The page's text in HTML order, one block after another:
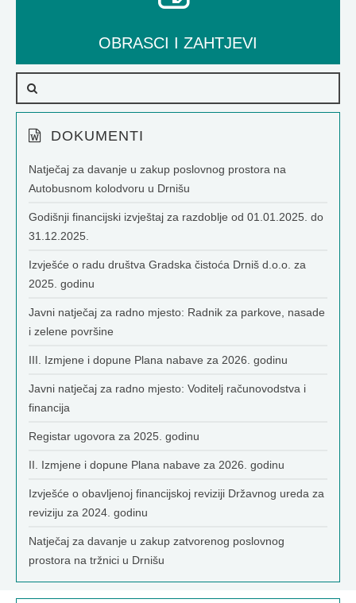
OBRASCI I ZAHTJEVI
DOKUMENTI
Natječaj za davanje u zakup poslovnog prostora na
Autobusnom kolodvoru u Drnišu
Godišnji financijski izvještaj za razdoblje od 01.01.2025. do
31.12.2025.
Izvješće o radu društva Gradska čistoća Drniš d.o.o. za
2025. godinu
Javni natječaj za radno mjesto: Radnik za parkove, nasade
i zelene površine
III. Izmjene i dopune Plana nabave za 2026. godinu
Javni natječaj za radno mjesto: Voditelj računovodstva i
financija
Registar ugovora za 2025. godinu
II. Izmjene i dopune Plana nabave za 2026. godinu
Izvješće o obavljenoj financijskoj reviziji Državnog ureda za
reviziju za 2024. godinu
Natječaj za davanje u zakup zatvorenog poslovnog
prostora na tržnici u Drnišu